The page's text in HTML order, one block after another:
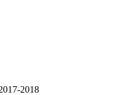
2018